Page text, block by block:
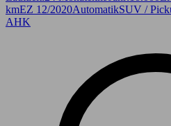
kmEZ 12/2020AutomatikSUV /
AHK